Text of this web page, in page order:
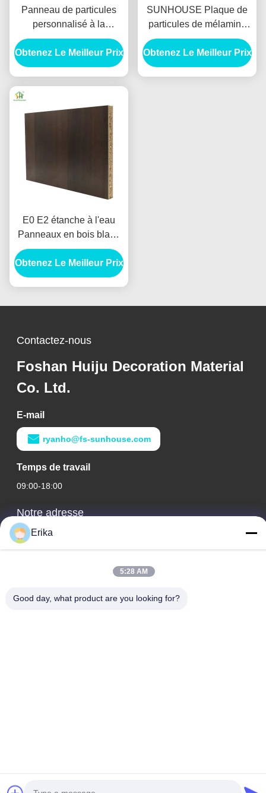
Panneau de particules
personnalisé à la
mélamine résistant à
l'humidité
Obtenez Le Meilleur Prix
SUNHOUSE Plaque de
particules de mélamine
1220X2440mm 15mm
18mm Pour l'intérieur des
meubles
Obtenez Le Meilleur Prix
E0 E2 étanche à l'eau
Panneaux en bois blanc
en placage en tôle de
ferraille / Panneau de
particules laminé en
Obtenez Le Meilleur Prix
Contactez-nous
Foshan Huiju Decoration Material
Co. Ltd.
E-mail
ryanho@fs-sunhouse.com
Temps de travail
09:00-18:00
Notre adresse
Adresse de l'entreprise
Édifice international Weiye, n° 75 rue Lingnan, ville de Dali,
district de Nanhai, ville de Foshan
Édifice international Weiye, n° 75 rue Lingnan, ville de Dali,
Erika
5:28 AM
Good day, what product are you looking for?